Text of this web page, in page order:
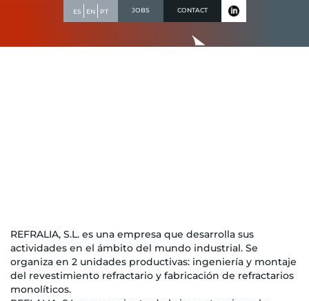
ES EN PT JOBS CONTACT
REFRALIA, S.L. es una empresa que desarrolla sus
actividades en el ámbito del mundo industrial. Se
organiza en 2 unidades productivas: ingeniería y montaje
del revestimiento refractario y fabricación de refractarios
monolíticos.